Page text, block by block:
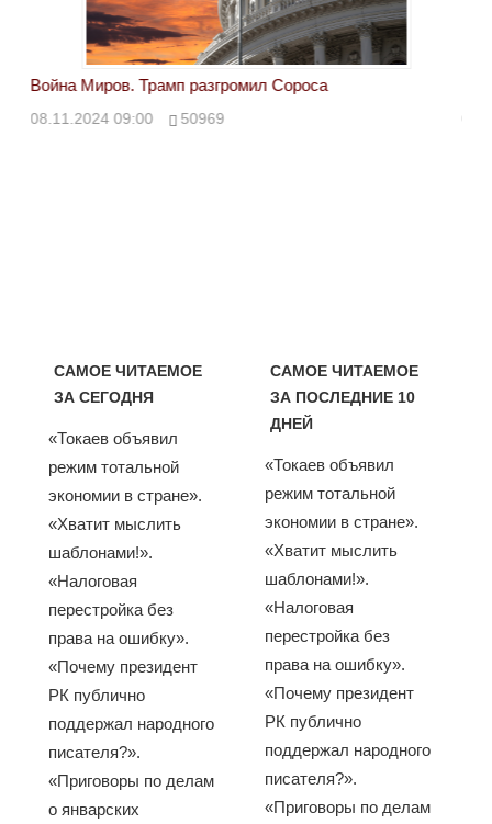
Война Миров. Трамп разгромил Сороса
08.11.2024 09:00 50969
САМОЕ ЧИТАЕМОЕ
ЗА СЕГОДНЯ
«Токаев объявил
режим тотальной
экономии в стране».
«Хватит мыслить
шаблонами!».
«Налоговая
перестройка без
права на ошибку».
«Почему президент
РК публично
поддержал народного
писателя?».
«Приговоры по делам
о январских
САМОЕ ЧИТАЕМОЕ
ЗА ПОСЛЕДНИЕ 10
ДНЕЙ
«Токаев объявил
режим тотальной
экономии в стране».
«Хватит мыслить
шаблонами!».
«Налоговая
перестройка без
права на ошибку».
«Почему президент
РК публично
поддержал народного
писателя?».
«Приговоры по делам